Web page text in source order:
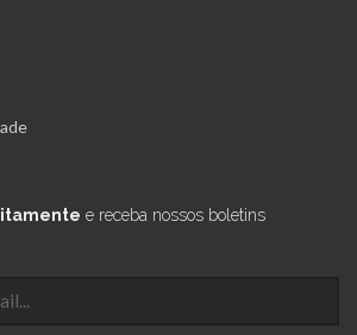
e receba nossos boletins